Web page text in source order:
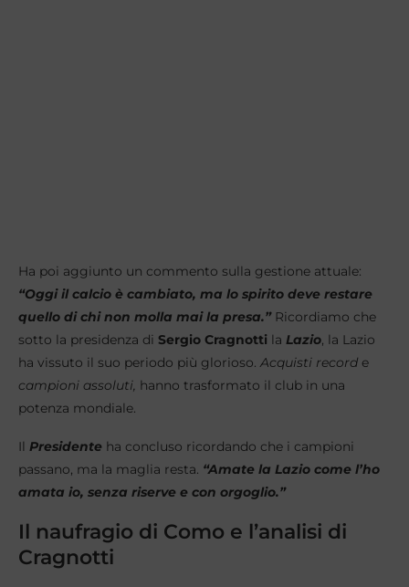
Ha poi aggiunto un commento sulla gestione attuale:
“Oggi il calcio è cambiato, ma lo spirito deve restare
quello di chi non molla mai la presa.” Ricordiamo che
sotto la presidenza di Sergio Cragnotti la Lazio, la Lazio
ha vissuto il suo periodo più glorioso. Acquisti record e
campioni assoluti, hanno trasformato il club in una
potenza mondiale.
Il Presidente ha concluso ricordando che i campioni
passano, ma la maglia resta. “Amate la Lazio come l’ho
amata io, senza riserve e con orgoglio.”
Il naufragio di Como e l’analisi di
Cragnotti